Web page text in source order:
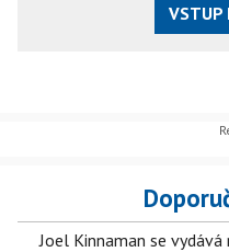
VSTUP
Joel Kinnaman se